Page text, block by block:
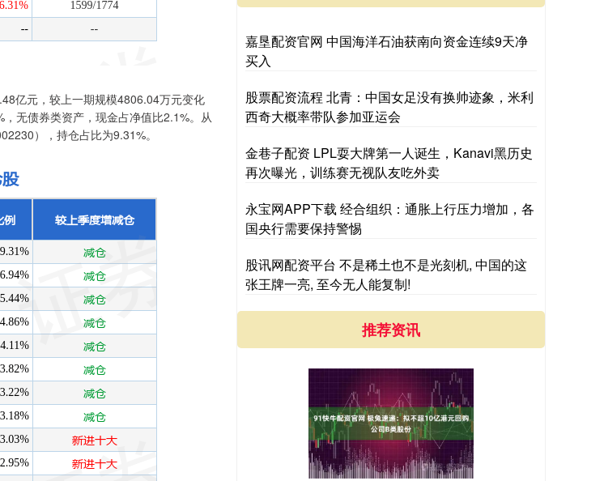
亿元，较上一期规模4806.04万元变化
无债券类资产，现金占净值比2.1%。从
），持仓占比为9.31%。
嘉垦配资官网 中国海洋石油获南向资金连续9天净
买入
股票配资流程 北青：中国女足没有换帅迹象，米利
西奇大概率带队参加亚运会
金巷子配资 LPL耍大牌第一人诞生，Kanavi黑历史
再次曝光，训练赛无视队友吃外卖
永宝网APP下载 经合组织：通胀上行压力增加，各
国央行需要保持警惕
股讯网配资平台 不是稀土也不是光刻机, 中国的这
张王牌一亮, 至今无人能复制!
推荐资讯